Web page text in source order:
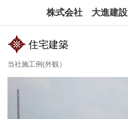
株式会社 大進建設
住宅建築
当社施工例(外観）